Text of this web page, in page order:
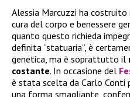
Alessia Marcuzzi ha
cura del corpo e benessere
quanto questo richieda
definita “statuaria”, è
genetica, ma è soprattutto il
costante. In occasione del
è stata scelta da Carlo
una forma smagliante,